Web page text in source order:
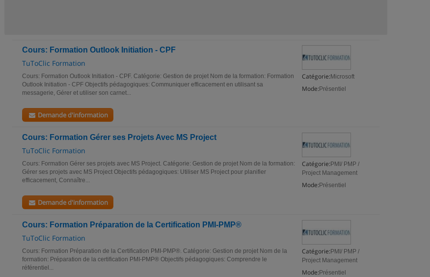
Cours: Formation Outlook Initiation - CPF
TuToClic Formation
Catégorie: Microsoft
Mode: Présentiel
Cours: Formation Outlook Initiation - CPF. Catégorie: Gestion de projet Nom de la formation: Formation
Outlook Initiation - CPF Objectifs pédagogiques: Communiquer efficacement en utilisant sa
messagerie, Gérer et utiliser son carnet...
Demande d'information
Cours: Formation Gérer ses Projets Avec MS Project
TuToClic Formation
Catégorie: PMI/ PMP /
Project Management
Mode: Présentiel
Cours: Formation Gérer ses projets avec MS Project. Catégorie: Gestion de projet Nom de la formation:
Gérer ses projets avec MS Project Objectifs pédagogiques: Utiliser MS Project pour planifier
efficacement, Connaître...
Demande d'information
Cours: Formation Préparation de la Certification PMI-PMP®
TuToClic Formation
Catégorie: PMI/ PMP /
Project Management
Mode: Présentiel
Cours: Formation Préparation de la Certification PMI-PMP®. Catégorie: Gestion de projet Nom de la
formation: Préparation de la certification PMI-PMP® Objectifs pédagogiques: Comprendre le
référentiel...